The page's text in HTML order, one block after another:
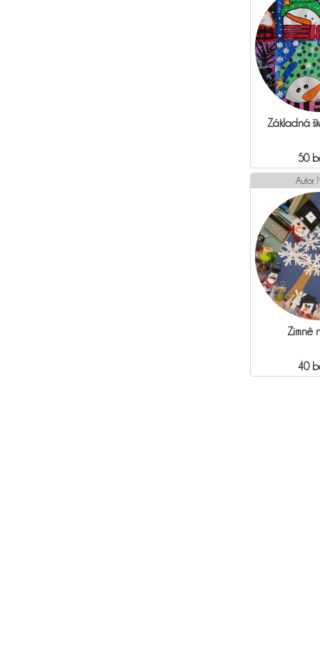
Základná
50
Autor:
Zimnê
40